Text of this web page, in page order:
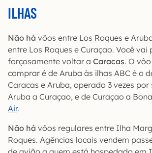
ILHAS
Não há vôos entre Los Roques e
entre Los Roques e Curaçao. Você vai
forçosamente voltar a Caracas. O
comprar é de Aruba às ilhas ABC é o
Caracas e Aruba, operado 3 vezes por
Aruba a Curaçao, e de Curaçao a
Air.
Não há vôos regulares entre Ilha
Roques. Agências locais vendem